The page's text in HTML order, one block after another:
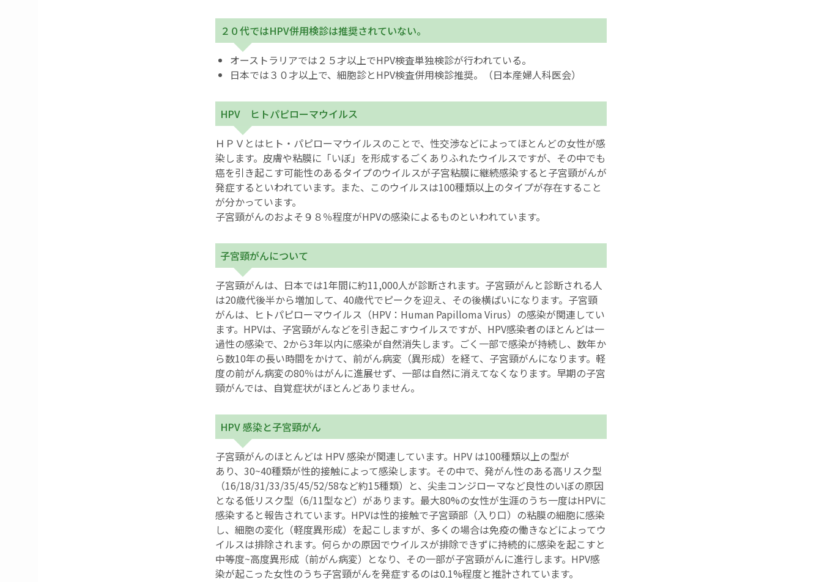
２０代ではHPV併用検診は推奨されていない。
オーストラリアでは２５才以上でHPV検査単独検診が行われている。
日本では３０才以上で、細胞診とHPV検査併用検診推奨。（日本産婦人科医会）
HPV ヒトパピローマウイルス
ＨＰＶとはヒト・パピローマウイルスのことで、性交渉などによってほとんどの女性が感
染します。皮膚や粘膜に「いぼ」を形成するごくありふれたウイルスですが、その中でも
癌を引き起こす可能性のあるタイプのウイルスが子宮粘膜に継続感染すると子宮頸がんが
発症するといわれています。また、このウイルスは100種類以上のタイプが存在すること
が分かっています。
子宮頸がんのおよそ９８％程度がHPVの感染によるものといわれています。
子宮頸がんについて
子宮頸がんは、日本では1年間に約11,000人が診断されます。子宮頸がんと診断される人
は20歳代後半から増加して、40歳代でピークを迎え、その後横ばいになります。子宮頸
がんは、ヒトパピローマウイルス（HPV：Human Papilloma Virus）の感染が関連してい
ます。HPVは、子宮頸がんなどを引き起こすウイルスですが、HPV感染者のほとんどは一
過性の感染で、2から3年以内に感染が自然消失します。ごく一部で感染が持続し、数年か
ら数10年の長い時間をかけて、前がん病変（異形成）を経て、子宮頸がんになります。軽
度の前がん病変の80％はがんに進展せず、一部は自然に消えてなくなります。早期の子宮
頸がんでは、自覚症状がほとんどありません。
HPV 感染と子宮頸がん
子宮頸がんのほとんどは HPV 感染が関連しています。HPV は100種類以上の型が
あり、30~40種類が性的接触によって感染します。その中で、発がん性のある高リスク型
（16/18/31/33/35/45/52/58など約15種類）と、尖圭コンジローマなど良性のいぼの原因
となる低リスク型（6/11型など）があります。最大80%の女性が生涯のうち一度はHPVに
感染すると報告されています。HPVは性的接触で子宮頸部（入り口）の粘膜の細胞に感染
し、細胞の変化（軽度異形成）を起こしますが、多くの場合は免疫の働きなどによってウ
イルスは排除されます。何らかの原因でウイルスが排除できずに持続的に感染を起こすと
中等度~高度異形成（前がん病変）となり、その一部が子宮頸がんに進行します。HPV感
染が起こった女性のうち子宮頸がんを発症するのは0.1%程度と推計されています。